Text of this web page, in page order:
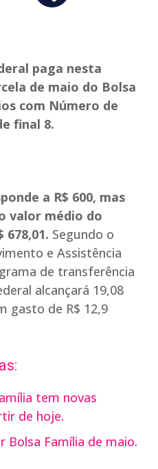
paga nesta
de maio do Bolsa
com Número de
final 8.
a R$ 600, mas
valor médio do
678,01. Segundo o
e Assistência
de transferência
alcançará 19,08
gasto de R$ 12,9
tem novas
de hoje.
Bolsa Família de maio.